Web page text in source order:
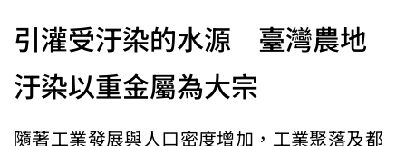
引灌受汙染的水源 臺灣農地
汙染以重金屬為大宗